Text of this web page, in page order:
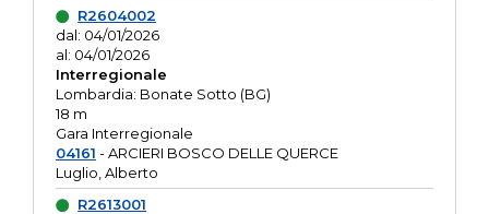
R2604002
dal: 04/01/2026
al: 04/01/2026
Interregionale
Lombardia: Bonate Sotto (BG)
18 m
Gara Interregionale
04161 - ARCIERI BOSCO DELLE QUERCE
Luglio, Alberto
R2613001